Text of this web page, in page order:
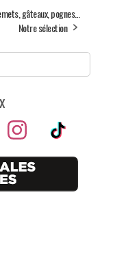
gâteaux, pognes…
Notre sélection